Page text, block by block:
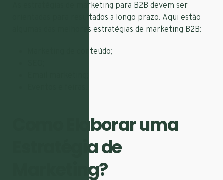
As estratégias de marketing para B2B devem ser
orientadas para resultados a longo prazo. Aqui estão
algumas das melhores estratégias de marketing B2B:
Marketing de conteúdo;
Como Elaborar uma
Estratégia de
Marketing?